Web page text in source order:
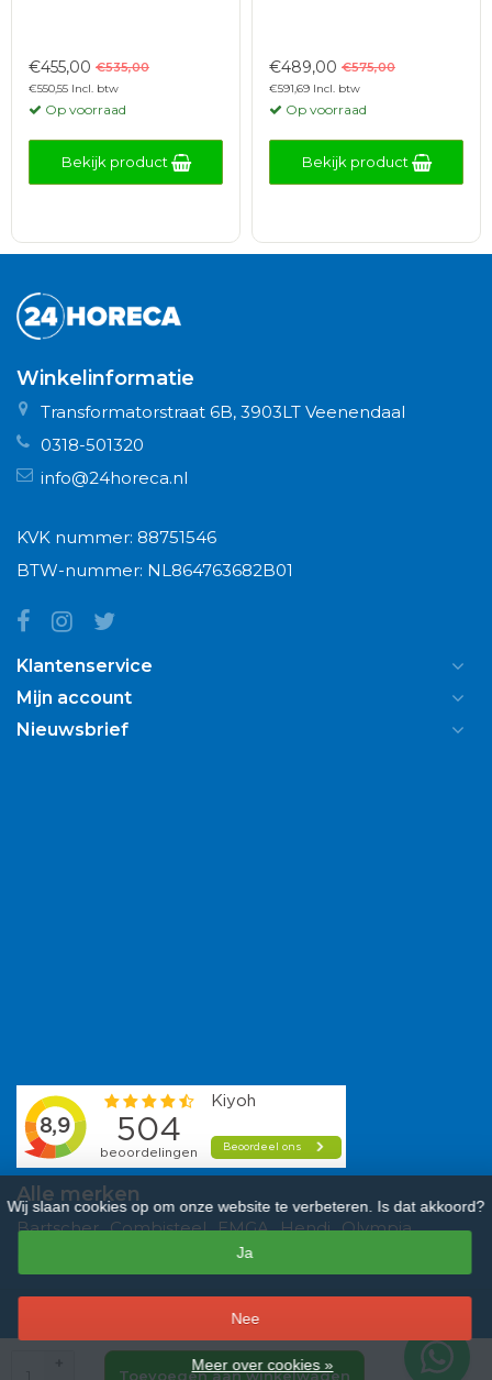
Toevoegen aan winkelwagen
€455,00 €535,00
€550,55 Incl. btw
Op voorraad
Bekijk product
€489,00 €575,00
€591,69 Incl. btw
Op voorraad
Bekijk product
Winkelinformatie
Transformatorstraat 6B, 3903LT Veenendaal
0318-501320
info@24horeca.nl
KVK nummer: 88751546
BTW-nummer: NL864763682B01
Klantenservice
Mijn account
Nieuwsbrief
Alle merken
Bartscher Combisteel EMGA Hendi Olympia
Vogue
beoordelingen.
Wij slaan cookies op om onze website te verbeteren. Is dat akkoord?
Ja
Nee
Meer over cookies »